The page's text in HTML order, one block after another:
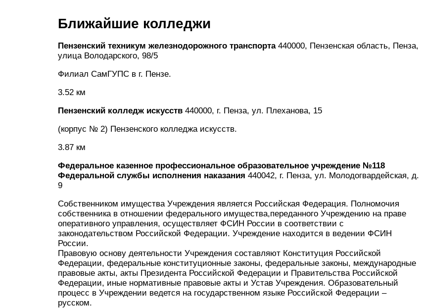
Ближайшие колледжи
Пензенский техникум железнодорожного транспорта440000, Пензенская область, Пенза,
улица Володарского, 98/5
Филиал СамГУПС в г. Пензе.
3.52 км
Пензенский колледж искусств 440000, г. Пенза, ул. Плеханова, 15
(корпус № 2) Пензенского колледжа искусств.
3.87 км
Федеральное казенное профессиональное образовательное учреждение №118
Федеральной службы исполнения наказания 440042, г. Пенза, ул. Молодогвардейская, д.
9
Собственником имущества Учреждения является Российская Федерация. Полномочия
собственника в отношении федерального имущества,переданного Учреждению на праве
оперативного управления, осуществляет ФСИН России в соответствии с
законодательством Российской Федерации. Учреждение находится в ведении ФСИН
России.
Правовую основу деятельности Учреждения составляют Конституция Российской
Федерации, федеральные конституционные законы, федеральные законы, международные
правовые акты, акты Президента Российской Федерации и Правительства Российской
Федерации, иные нормативные правовые акты и Устав Учреждения. Образовательный
процесс в Учреждении ведется на государственном языке Российской Федерации –
русском.